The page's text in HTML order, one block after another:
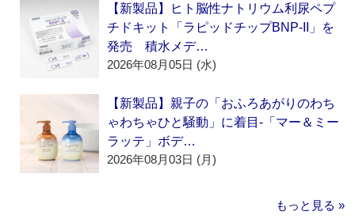
【新製品】ヒト脳性ナトリウム利尿ペプ
チドキット「ラピッドチップBNP-II」を
発売 積水メデ…
2026年08月05日 (水)
【新製品】親子の「おふろあがりのわち
ゃわちゃひと騒動」に着目‐「マー＆ミー
ラッテ」ボデ…
2026年08月03日 (月)
もっと見る »